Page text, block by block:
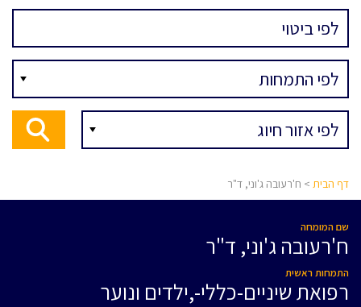
דף הבית > ח'רעובה ג'וני, ד"ר
שם המומחה
ח'רעובה ג'וני, ד"ר
התמחות ראשית
רפואת שיניים-כללי-,ילדים ונוער